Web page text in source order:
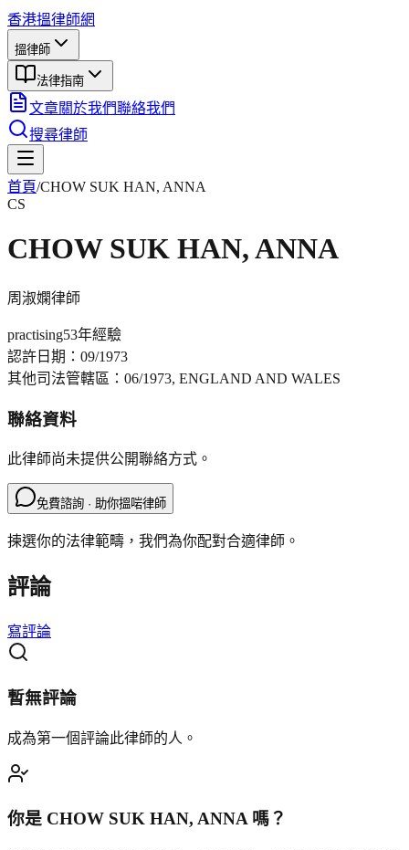
香港搵律師網
搵律師
法律指南
文章關於我們聯絡我們
搜尋律師
首頁/CHOW SUK HAN, ANNA
CS
CHOW SUK HAN, ANNA
周淑嫻律師
practising53年經驗
認許日期： 09/1973
其他司法管轄區： 06/1973, ENGLAND AND WALES
聯絡資料
此律師尚未提供公開聯絡方式。
免費諮詢 · 助你搵啱律師
揀選你的法律範疇，我們為你配對合適律師。
評論
寫評論
暫無評論
成為第一個評論此律師的人。
你是 CHOW SUK HAN, ANNA嗎？